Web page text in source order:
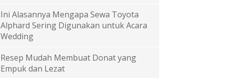
Ini Alasannya Mengapa Sewa Toyota
Alphard Sering Digunakan untuk Acara
Wedding
Resep Mudah Membuat Donat yang
Empuk dan Lezat